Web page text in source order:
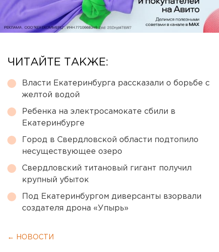
ЧИТАЙТЕ ТАКЖЕ:
Власти Екатеринбурга рассказали о борьбе с
желтой водой
Ребенка на электросамокате сбили в
Екатеринбурге
Город в Свердловской области подтопило
несуществующее озеро
Свердловский титановый гигант получил
крупный убыток
Под Екатеринбургом диверсанты взорвали
создателя дрона «Упырь»
← НОВОСТИ